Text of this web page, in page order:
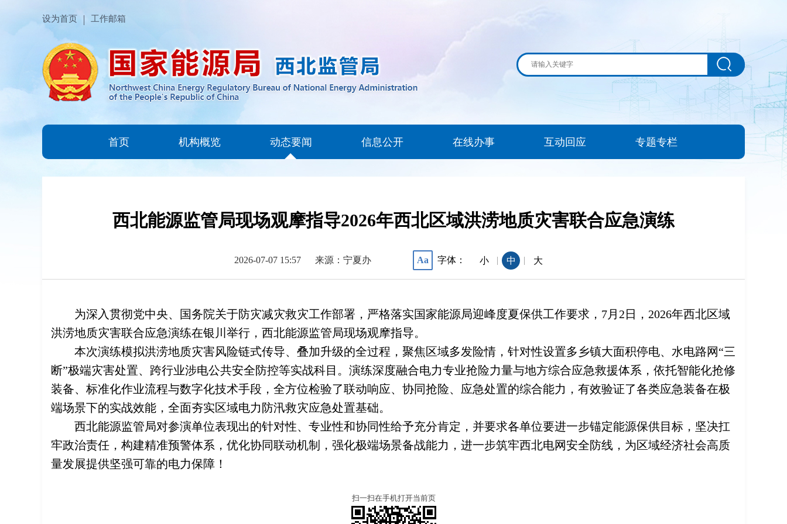
设为首页 工作邮箱
首页 机构概览 动态要闻 信息公开 在线办事 互动回应 专题专栏
西北能源监管局现场观摩指导2026年西北区域洪涝地质灾害联合应急演练
2026-07-07 15:57 来源：宁夏办 Aa 字体： 小 | 中 | 大
为深入贯彻党中央、国务院关于防灾减灾救灾工作部署，严格落实国家能源局迎峰度夏保供工作要求，7月2日，2026年西北区域
洪涝地质灾害联合应急演练在银川举行，西北能源监管局现场观摩指导。
本次演练模拟洪涝地质灾害风险链式传导、叠加升级的全过程，聚焦区域多发险情，针对性设置多乡镇大面积停电、水电路网“三
断”极端灾害处置、跨行业涉电公共安全防控等实战科目。演练深度融合电力专业抢险力量与地方综合应急救援体系，依托智能化抢修
装备、标准化作业流程与数字化技术手段，全方位检验了联动响应、协同抢险、应急处置的综合能力，有效验证了各类应急装备在极
端场景下的实战效能，全面夯实区域电力防汛救灾应急处置基础。
西北能源监管局对参演单位表现出的针对性、专业性和协同性给予充分肯定，并要求各单位要进一步锚定能源保供目标，坚决扛
牢政治责任，构建精准预警体系，优化协同联动机制，强化极端场景备战能力，进一步筑牢西北电网安全防线，为区域经济社会高质
量发展提供坚强可靠的电力保障！
扫一扫在手机打开当前页